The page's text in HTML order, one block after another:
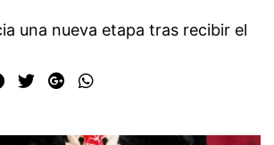
una nueva etapa tras recibir el